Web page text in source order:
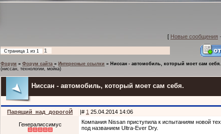
[ Новые сообщения ·
Страница 1 из 1 1
Форум » Форум сайта » Интересные ссылки » Ниссан - автомобиль, который моет сам себя.
(ниссан, технологии, мойка)
Ниссан - автомобиль, который моет сам себя.
Парящий_над_дорогоЙ |# 1 25.04.2014 14:06
Генералиссимус
Компания Nissan приступила к испытаниям новой
под названием Ultra-Ever Dry.